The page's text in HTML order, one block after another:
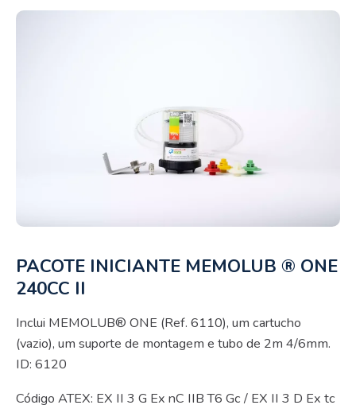
PACOTE INICIANTE MEMOLUB ® ONE
240CC II
Inclui MEMOLUB® ONE (Ref. 6110), um cartucho
(vazio), um suporte de montagem e tubo de 2m 4/6mm.
ID: 6120
Código ATEX: EX II 3 G Ex nC IIB T6 Gc / EX II 3 D Ex tc